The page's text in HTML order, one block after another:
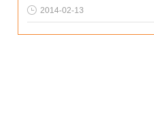
2014-02-13